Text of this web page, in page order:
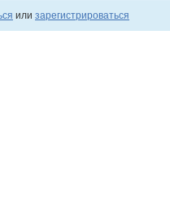
или зарегистрироваться